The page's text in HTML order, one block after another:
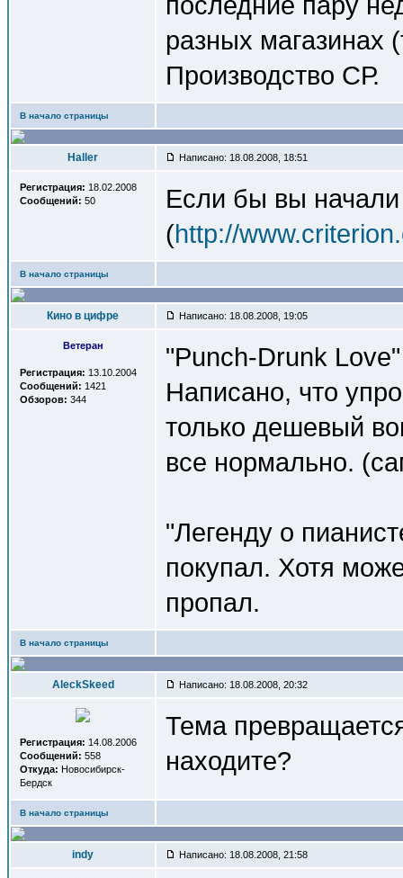
разных
Производство СР.
В начало страницы
Haller Написано: 18.08.2008, 18:51
Регистрация: 18.02.2008
Сообщений: 50
Если бы вы начали
(http://
В начало страницы
Кино в цифре Написано: 18.08.2008, 19:05
Ветеран
Регистрация: 13.10.2004
Сообщений: 1421
Обзоров: 344
"Punch-Drunk
Написано, что
только дешевый
все нормально.
"Легенду о
покупал. Хотя
пропал.
В начало страницы
AleckSkeed Написано: 18.08.2008, 20:32
Регистрация: 14.08.2006
Сообщений: 558
Откуда: Новосибирск-
Бердск
Тема
находите?
В начало страницы
indy Написано: 18.08.2008, 21:58